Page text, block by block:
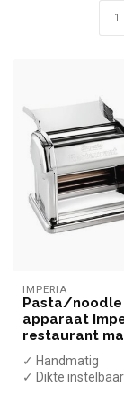
IMPERIA
Pasta/noodle
apparaat
restaurant
✓ Handmatig
✓ Dikte